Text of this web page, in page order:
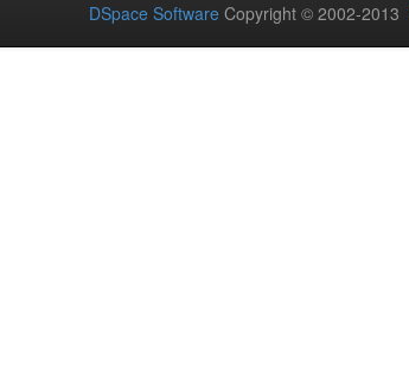
DSpace Software Copyright © 2002-2013